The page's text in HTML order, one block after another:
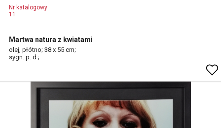
Nr katalogowy
11
Martwa natura z kwiatami
olej, płótno; 38 x 55 cm;
sygn. p. d.;